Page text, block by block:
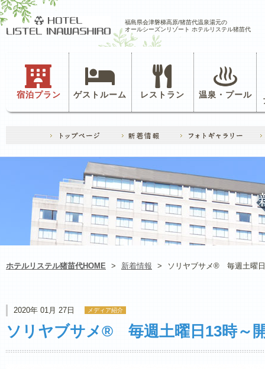
福島県会津磐梯高原/猪苗代温泉湯元の
オールシーズンリゾート ホテルリステル猪苗代
宿泊プラン ゲストルーム レストラン 温泉・プール
ホテルリステル猪苗代HOME > 新着情報 > ソリヤブサメ® 毎週土曜
2020年 01月 27日 メディア紹介
ソリヤブサメ® 毎週土曜日13時～